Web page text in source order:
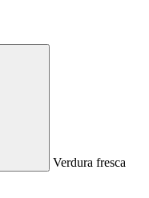
Verdura fresca